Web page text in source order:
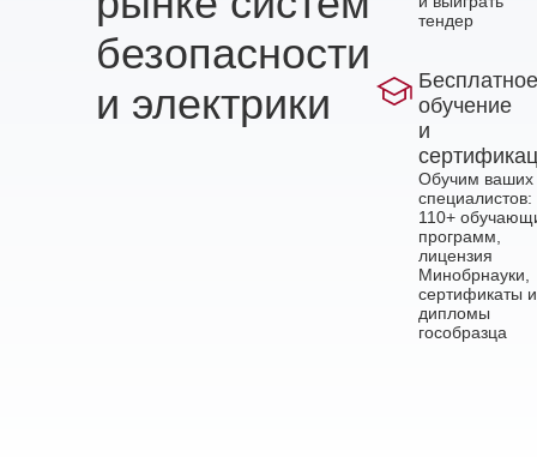
безопасности
и электрики
тендер
Бесплатное
обучение
и
Обучим ваших
специалистов:
110+
программ,
лицензия
Минобрнауки,
сертификаты и
дипломы
гособразца